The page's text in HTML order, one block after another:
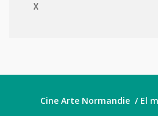
X
Cine Arte Normandie / El